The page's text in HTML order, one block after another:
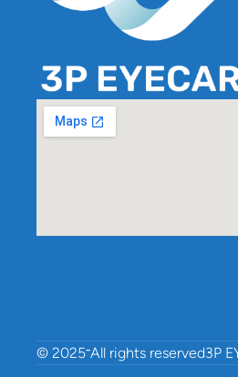
© 2025-All rights reserved3P